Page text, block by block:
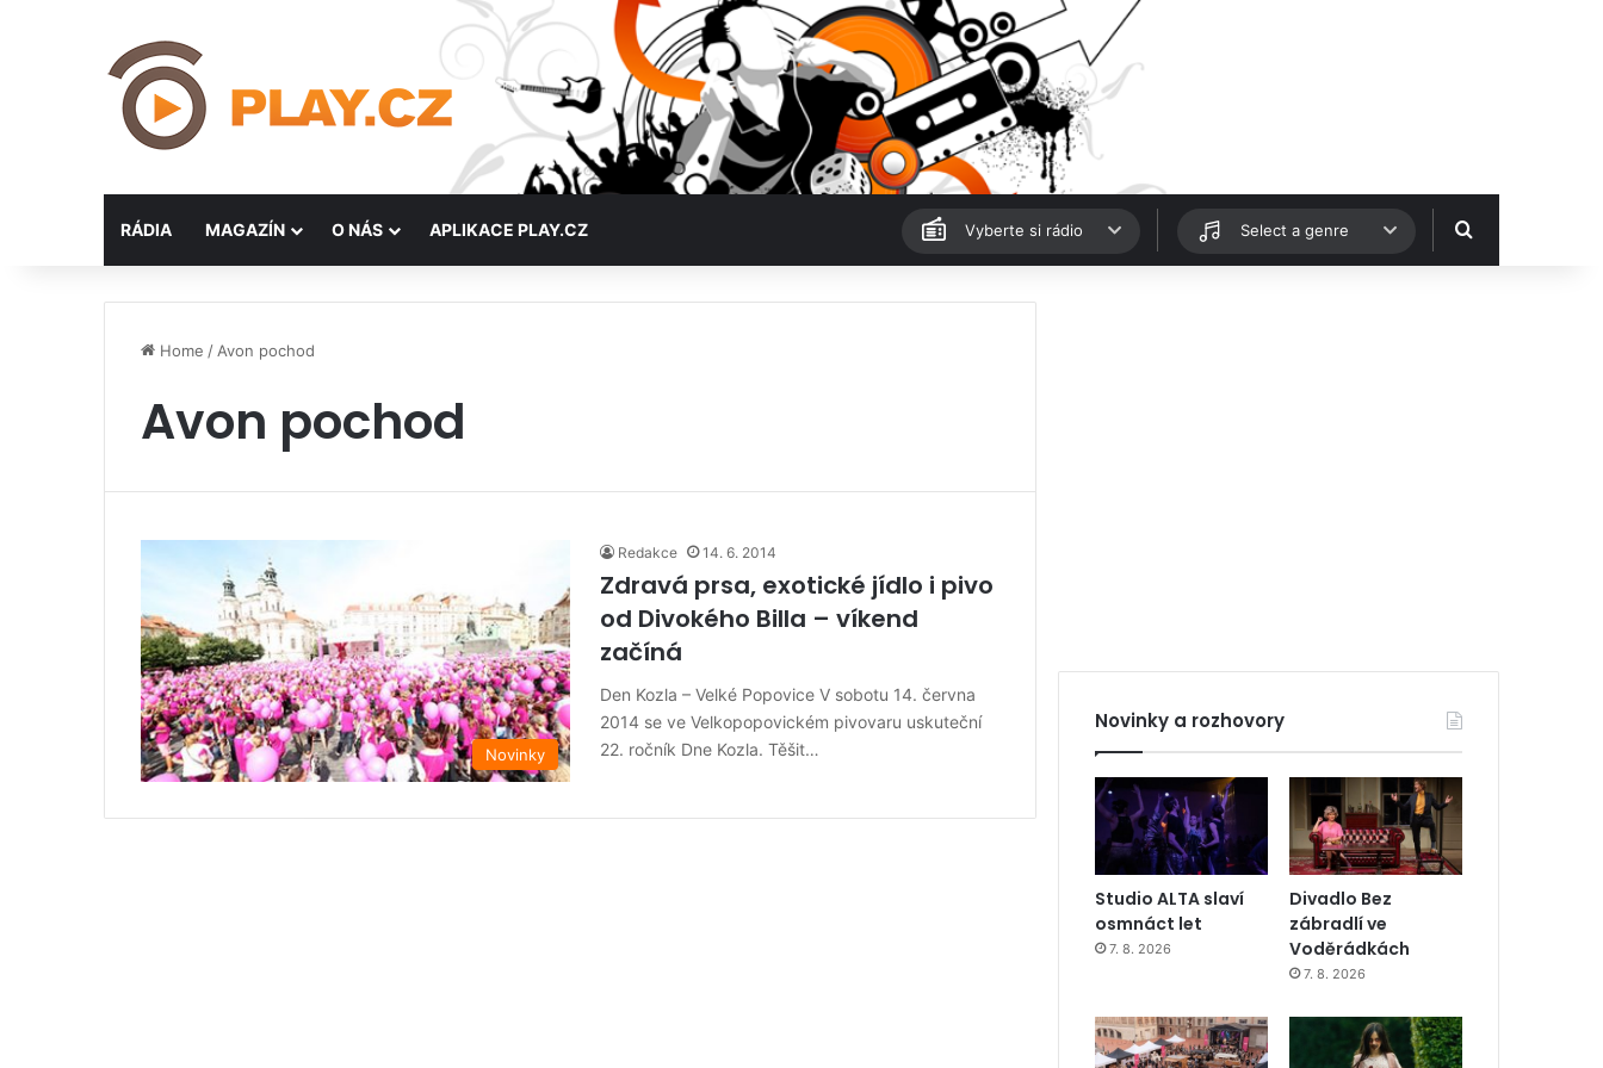
RÁDIA MAGAZÍN O NÁS APLIKACE PLAY.CZ Vyberte si rádio Select a genre Hledat
Home / Avon pochod
Avon pochod
Novinky
Redakce 14. 6. 2014
Zdravá prsa, exotické jídlo i pivo
od Divokého Billa – víkend
začíná
Den Kozla – Velké Popovice V sobotu 14. června
2014 se ve Velkopopovickém pivovaru uskuteční
22. ročník Dne Kozla. Těšit…
Novinky a rozhovory
Studio ALTA slaví
osmnáct let
7. 8. 2026
Divadlo Bez
zábradlí ve
Voděrádkách
7. 8. 2026